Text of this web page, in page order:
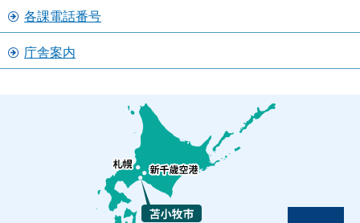
各課電話番号
庁舎案内